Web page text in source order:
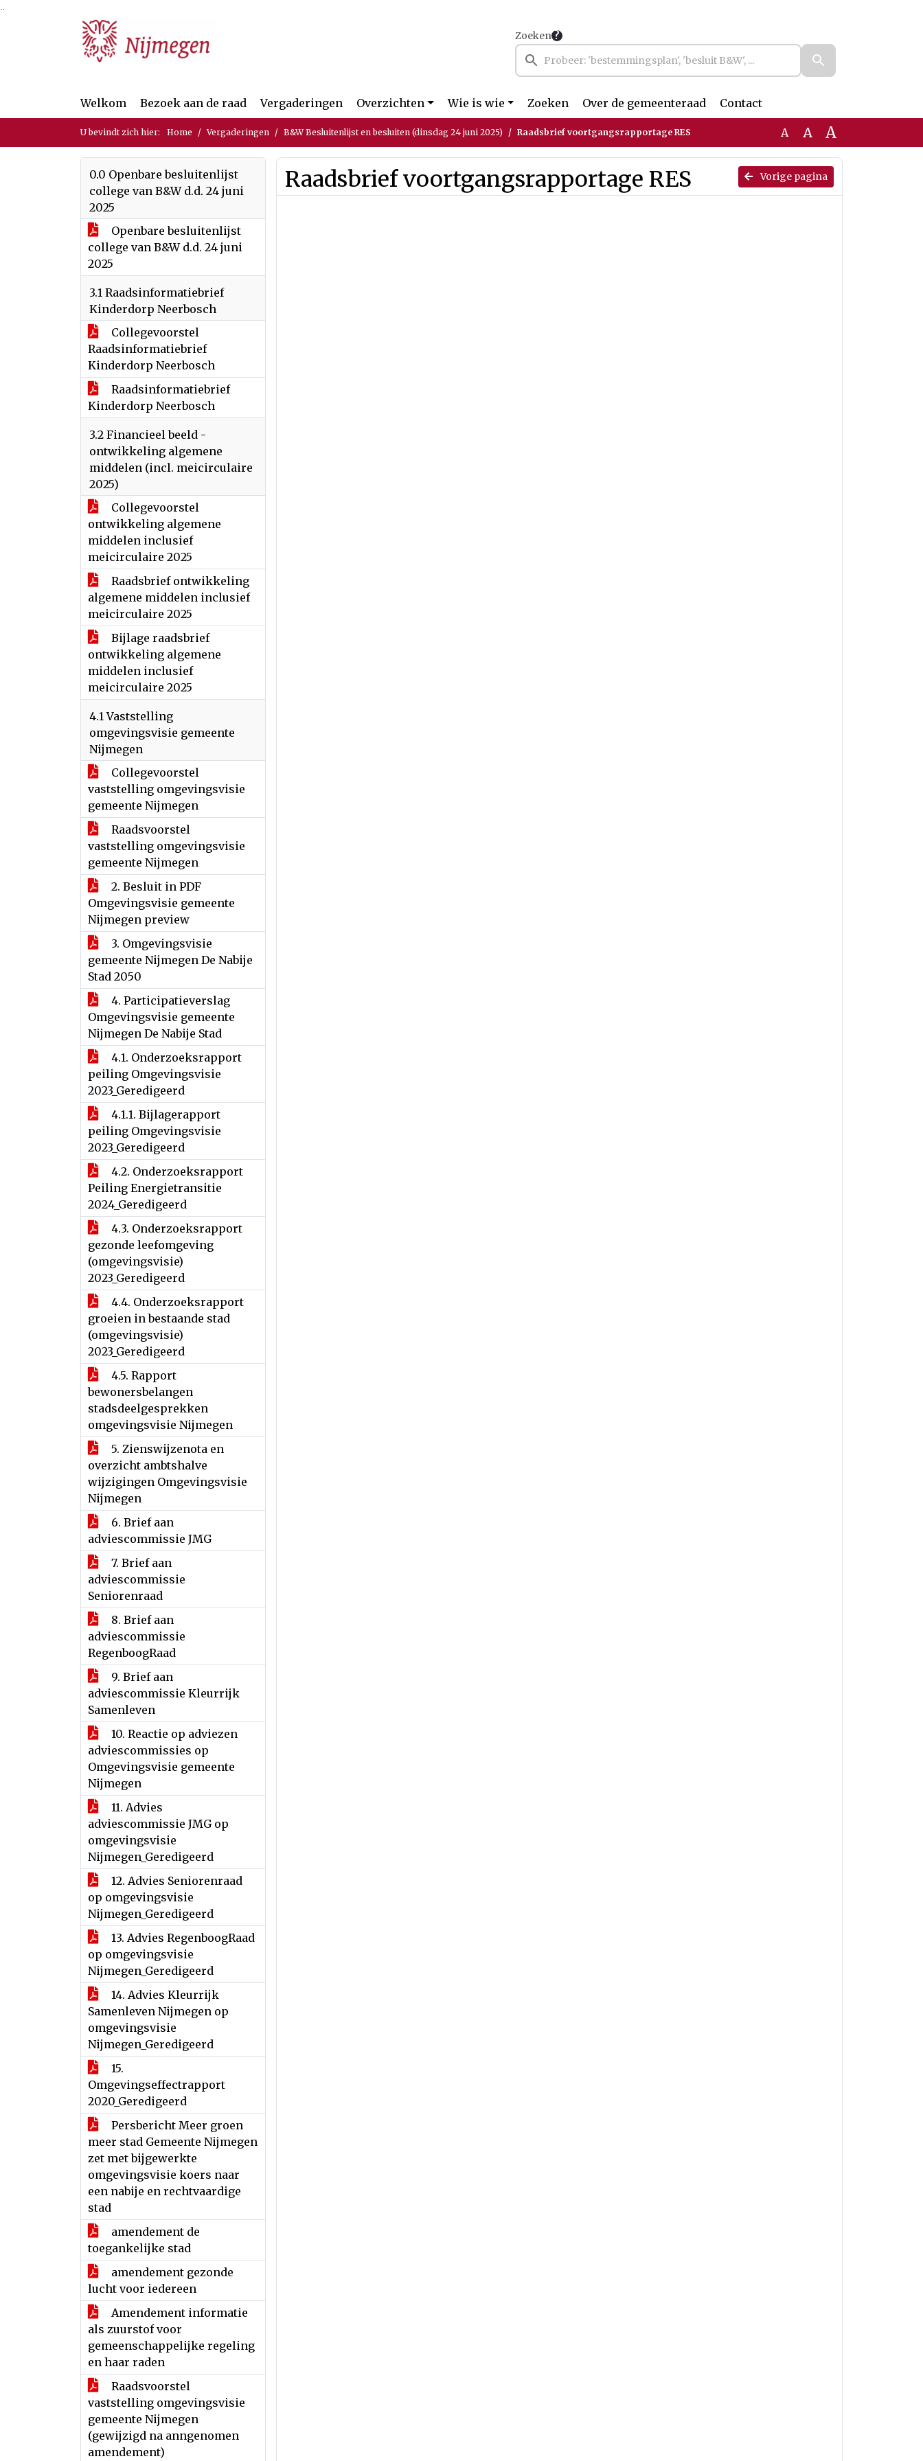
Ga naar de inhoud van deze pagina
Ga naar het zoeken
Ga naar het menu
Zoeken
Welkom Bezoek aan de raad Vergaderingen Overzichten Wie is wie Zoeken Over de gemeenteraad Contact
U bevindt zich hier: Home Vergaderingen B&W Besluitenlijst en besluiten (dinsdag 24 juni 2025) Raadsbrief voortgangsrapportage RES A A A
0.0 Openbare besluitenlijst
college van B&W d.d. 24 juni
2025
Openbare besluitenlijst
college van B&W d.d. 24 juni
2025
3.1 Raadsinformatiebrief
Kinderdorp Neerbosch
Collegevoorstel
Raadsinformatiebrief
Kinderdorp Neerbosch
Raadsinformatiebrief
Kinderdorp Neerbosch
3.2 Financieel beeld -
ontwikkeling algemene
middelen (incl. meicirculaire
2025)
Collegevoorstel
ontwikkeling algemene
middelen inclusief
meicirculaire 2025
Raadsbrief ontwikkeling
algemene middelen inclusief
meicirculaire 2025
Bijlage raadsbrief
ontwikkeling algemene
middelen inclusief
meicirculaire 2025
4.1 Vaststelling
omgevingsvisie gemeente
Nijmegen
Collegevoorstel
vaststelling omgevingsvisie
gemeente Nijmegen
Raadsvoorstel
vaststelling omgevingsvisie
gemeente Nijmegen
2. Besluit in PDF
Omgevingsvisie gemeente
Nijmegen preview
3. Omgevingsvisie
gemeente Nijmegen De Nabije
Stad 2050
4. Participatieverslag
Omgevingsvisie gemeente
Nijmegen De Nabije Stad
4.1. Onderzoeksrapport
peiling Omgevingsvisie
2023_Geredigeerd
4.1.1. Bijlagerapport
peiling Omgevingsvisie
2023_Geredigeerd
4.2. Onderzoeksrapport
Peiling Energietransitie
2024_Geredigeerd
4.3. Onderzoeksrapport
gezonde leefomgeving
(omgevingsvisie)
2023_Geredigeerd
4.4. Onderzoeksrapport
groeien in bestaande stad
(omgevingsvisie)
2023_Geredigeerd
4.5. Rapport
bewonersbelangen
stadsdeelgesprekken
omgevingsvisie Nijmegen
5. Zienswijzenota en
overzicht ambtshalve
wijzigingen Omgevingsvisie
Nijmegen
6. Brief aan
adviescommissie JMG
7. Brief aan
adviescommissie
Seniorenraad
8. Brief aan
adviescommissie
RegenboogRaad
9. Brief aan
adviescommissie Kleurrijk
Samenleven
10. Reactie op adviezen
adviescommissies op
Omgevingsvisie gemeente
Nijmegen
11. Advies
adviescommissie JMG op
omgevingsvisie
Nijmegen_Geredigeerd
12. Advies Seniorenraad
op omgevingsvisie
Nijmegen_Geredigeerd
13. Advies RegenboogRaad
op omgevingsvisie
Nijmegen_Geredigeerd
14. Advies Kleurrijk
Samenleven Nijmegen op
omgevingsvisie
Nijmegen_Geredigeerd
15.
Omgevingseffectrapport
2020_Geredigeerd
Persbericht Meer groen
meer stad Gemeente Nijmegen
zet met bijgewerkte
omgevingsvisie koers naar
een nabije en rechtvaardige
stad
amendement de
toegankelijke stad
amendement gezonde
lucht voor iedereen
Amendement informatie
als zuurstof voor
gemeenschappelijke regeling
en haar raden
Raadsvoorstel
vaststelling omgevingsvisie
gemeente Nijmegen
(gewijzigd na anngenomen
amendement)
Vorige pagina
Raadsbrief voortgangsrapportage RES